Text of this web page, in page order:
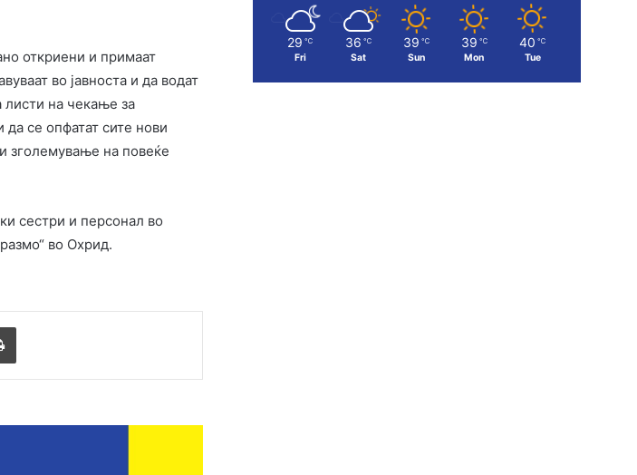
откриени и примаат
во јавноста и да водат
на чекање за
се опфатат сите нови
зголемување на повеќе
сестри и персонал во
во Охрид.
Испринтај
29 ℃
Fri
36 ℃
Sat
39 ℃
Sun
39 ℃
Mon
40 ℃
Tue